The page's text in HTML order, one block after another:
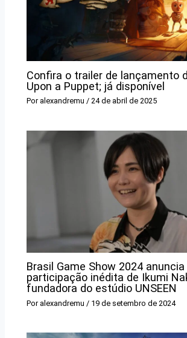
Confira o trailer de lançamento
Upon a Puppet; já disponível
Por alexandremu/24 de abril de 2025
Brasil Game Show 2024 anuncia
participação inédita de Ikumi
fundadora do estúdio UNSEEN
Por alexandremu / 19 de setembro de 2024